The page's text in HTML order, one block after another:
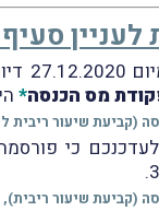
סעיף 3(ט)
מס הכנסה*
כי